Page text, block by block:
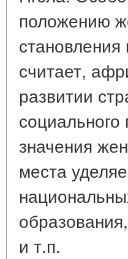
положению
становления
считает,
развитии
значения
места
и т.п.